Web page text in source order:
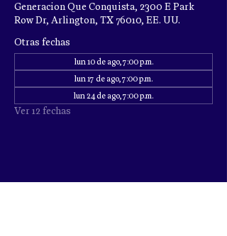
Generacion Que Conquista, 2300 E Park
Row Dr, Arlington, TX 76010, EE. UU.
Otras fechas
lun 10 de ago, 7:00 p.m.
lun 17 de ago, 7:00 p.m.
lun 24 de ago, 7:00 p.m.
Ver 12 fechas